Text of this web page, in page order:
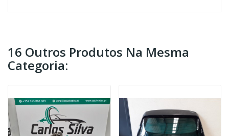
16 Outros Produtos Na Mesma
Categoria: